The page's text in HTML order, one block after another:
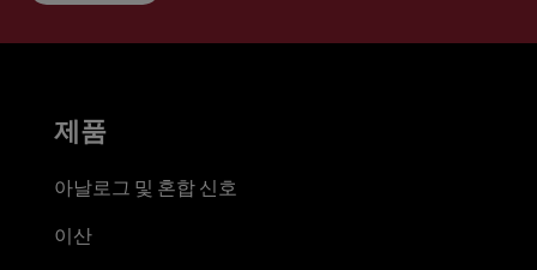
제품
아날로그 및 혼합 신호
이산